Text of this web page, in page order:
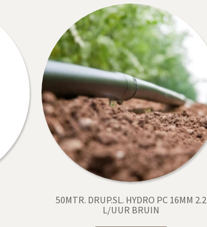
50MTR. DRUP.SL. HYDRO PC 16MM 2.2
L/UUR BRUIN